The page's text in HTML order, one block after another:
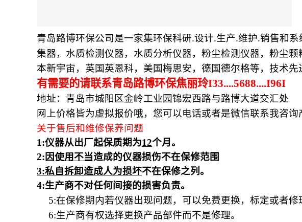
青岛路博环保公司是一家集环保科研.设计.生产.维护.销售和系
集器，水质检测仪器，水质分析仪器，粉尘检测仪器，粉尘
本新宇宙，英国英恩科，美国梅思安，德国德尔格等，技术先
有需要的请联系青岛路博环保焦丽玲I33....5688....I96I
地址：青岛市城阳区金岭工业园锦宏西路与路博大道交汇处
网上价格皆为虚拟报价哦，您可以电话或者是微信联系我咨询
关于售后和维修保养问题
1:仪器从出厂起保质期为12个月。
2:因使用不当造成的仪器损伤不在保修范围
3:私自拆卸造成人为损坏不在保修之列。
4:生产商不对任何间接的损害负责。
5:在保修期内若仪器出现问题，可以免费更换，标定或者修
6:生产商有权选择更换产品部件而不是修理。